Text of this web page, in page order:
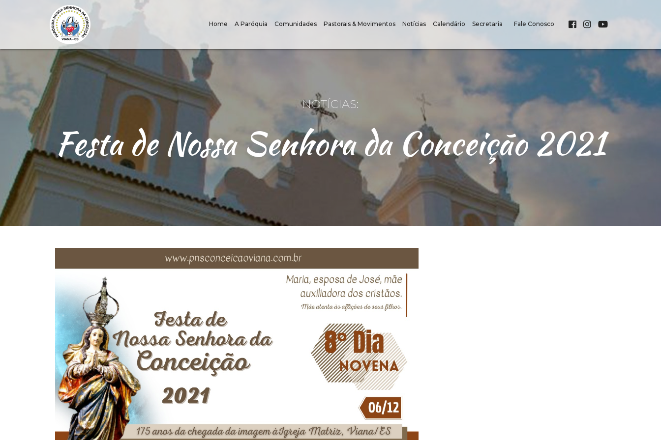
Home A Paróquia Comunidades Pastorais & Movimentos Notícias Calendário Secretaria Fale Conosco
NOTÍCIAS:
Festa de Nossa Senhora da Conceição 2021